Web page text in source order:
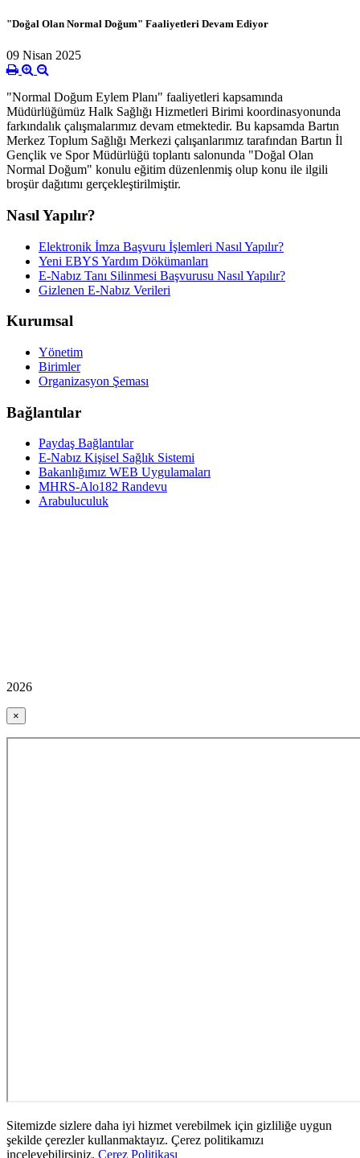
"Doğal Olan Normal Doğum" Faaliyetleri Devam Ediyor
09 Nisan 2025
"Normal Doğum Eylem Planı" faaliyetleri kapsamında
Müdürlüğümüz Halk Sağlığı Hizmetleri Birimi koordinasyonunda
farkındalık çalışmalarımız devam etmektedir. Bu kapsamda Bartın
Merkez Toplum Sağlığı Merkezi çalışanlarımız tarafından Bartın İl
Gençlik ve Spor Müdürlüğü toplantı salonunda "Doğal Olan
Normal Doğum" konulu eğitim düzenlenmiş olup konu ile ilgili
broşür dağıtımı gerçekleştirilmiştir.
Nasıl Yapılır?
Elektronik İmza Başvuru İşlemleri Nasıl Yapılır?
Yeni EBYS Yardım Dökümanları
E-Nabız Tanı Silinmesi Başvurusu Nasıl Yapılır?
Gizlenen E-Nabız Verileri
Kurumsal
Yönetim
Birimler
Organizasyon Şeması
Bağlantılar
Paydaş Bağlantılar
E-Nabız Kişisel Sağlık Sistemi
Bakanlığımız WEB Uygulamaları
MHRS-Alo182 Randevu
Arabuluculuk
2026
×
Sitemizde sizlere daha iyi hizmet verebilmek için gizliliğe uygun
şekilde çerezler kullanmaktayız. Çerez politikamızı
inceleyebilirsiniz. Çerez Politikası